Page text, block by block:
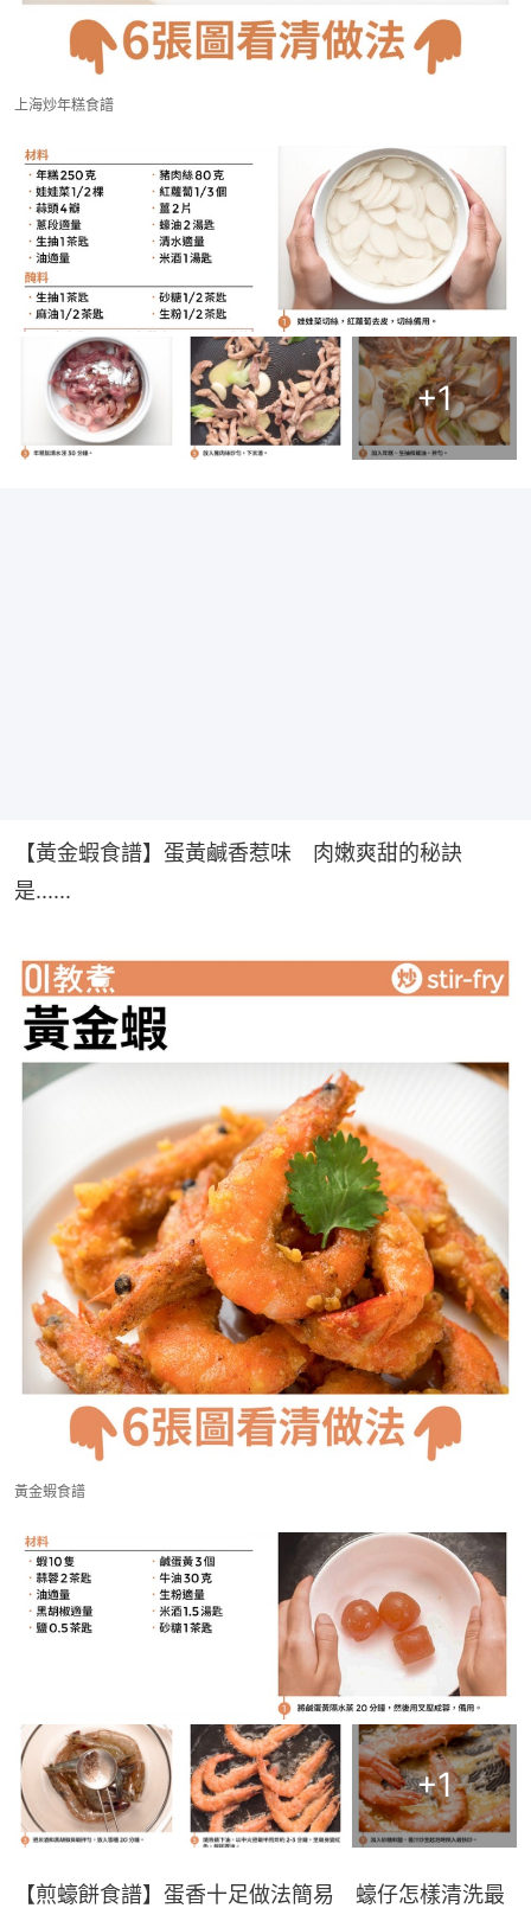
上海炒年糕食譜
+1
【黃金蝦食譜】蛋黃鹹香惹味　肉嫩爽甜的秘訣
是......
黃金蝦食譜
+1
【煎蠔餅食譜】蛋香十足做法簡易　蠔仔怎樣清洗最